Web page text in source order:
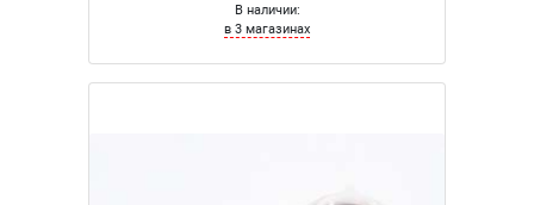
В наличии:
в 3 магазинах